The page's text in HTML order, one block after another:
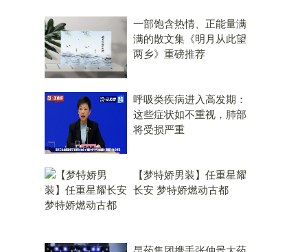
一部饱含热情、正能量满
满的散文集《明月从此望
两乡》重磅推荐
呼吸类疾病进入高发期：
这些症状如不重视，肺部
将受损严重
【梦特娇男装】任重星耀
长安 梦特娇燃动古都